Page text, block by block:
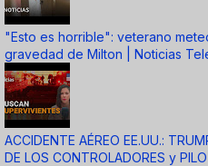
"Esto es horrible": veterano
gravedad de Milton | Noticias
ACCIDENTE AÉREO EE.UU.:
DE LOS CONTROLADORES y